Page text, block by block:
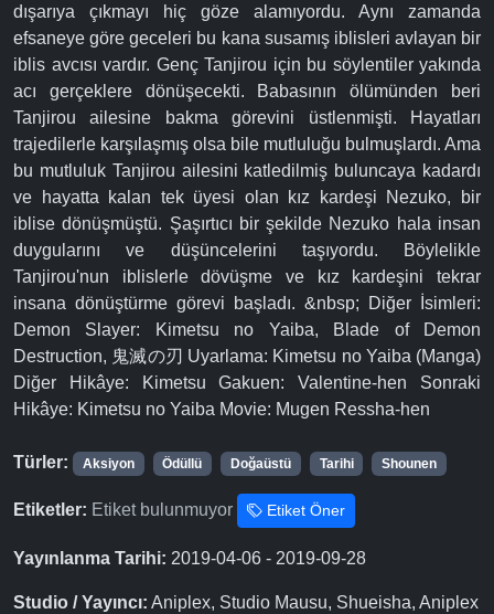
dışarıya çıkmayı hiç göze alamıyordu. Aynı zamanda
efsaneye göre geceleri bu kana susamış iblisleri avlayan bir
iblis avcısı vardır. Genç Tanjirou için bu söylentiler yakında
acı gerçeklere dönüşecekti. Babasının ölümünden beri
Tanjirou ailesine bakma görevini üstlenmişti. Hayatları
trajedilerle karşılaşmış olsa bile mutluluğu bulmuşlardı. Ama
bu mutluluk Tanjirou ailesini katledilmiş buluncaya kadardı
ve hayatta kalan tek üyesi olan kız kardeşi Nezuko, bir
iblise dönüşmüştü. Şaşırtıcı bir şekilde Nezuko hala insan
duygularını ve düşüncelerini taşıyordu. Böylelikle
Tanjirou'nun iblislerle dövüşme ve kız kardeşini tekrar
insana dönüştürme görevi başladı. &nbsp; Diğer İsimleri:
Demon Slayer: Kimetsu no Yaiba, Blade of Demon
Destruction, 鬼滅の刃 Uyarlama: Kimetsu no Yaiba (Manga)
Diğer Hikâye: Kimetsu Gakuen: Valentine-hen Sonraki
Hikâye: Kimetsu no Yaiba Movie: Mugen Ressha-hen
Türler: Aksiyon Ödüllü Doğaüstü Tarihi Shounen
Etiketler: Etiket bulunmuyor Etiket Öner
Yayınlanma Tarihi: 2019-04-06 - 2019-09-28
Studio / Yayıncı: Aniplex, Studio Mausu, Shueisha, Aniplex